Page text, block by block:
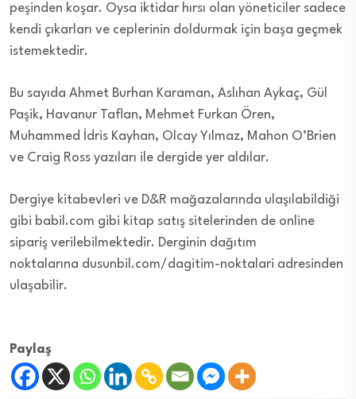
peşinden koşar. Oysa iktidar hırsı olan yöneticiler sadece
kendi çıkarları ve ceplerinin doldurmak için başa geçmek
istemektedir.
Bu sayıda Ahmet Burhan Karaman, Aslıhan Aykaç, Gül
Paşik, Havanur Taflan, Mehmet Furkan Ören,
Muhammed İdris Kayhan, Olcay Yılmaz, Mahon O’Brien
ve Craig Ross yazıları ile dergide yer aldılar.
Dergiye kitabevleri ve D&R mağazalarında ulaşılabildiği
gibi babil.com gibi kitap satış sitelerinden de online
sipariş verilebilmektedir. Derginin dağıtım
noktalarına dusunbil.com/dagitim-noktalari adresinden
ulaşabilir.
Paylaş